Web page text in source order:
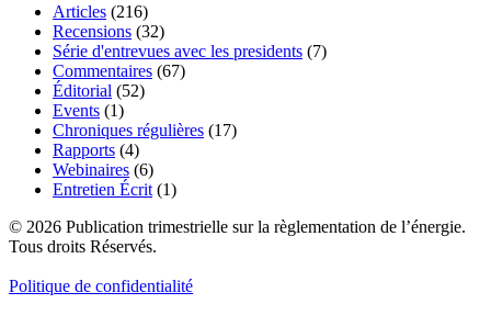
Articles (216)
Recensions (32)
Série d'entrevues avec les presidents (7)
Commentaires (67)
Éditorial (52)
Events (1)
Chroniques régulières (17)
Rapports (4)
Webinaires (6)
Entretien Écrit (1)
© 2026 Publication trimestrielle sur la règlementation de l’énergie.
Tous droits Réservés.
Politique de confidentialité